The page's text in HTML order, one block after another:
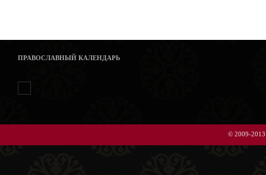
ПРАВОСЛАВНЫЙ КАЛЕНДАРЬ
© 2009-2013